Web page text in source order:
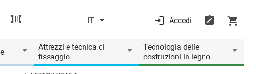
IT Accedi
Attrezzi e tecnica di
fissaggio
Tecnologia delle
costruzioni in legno
Precedente prossimo